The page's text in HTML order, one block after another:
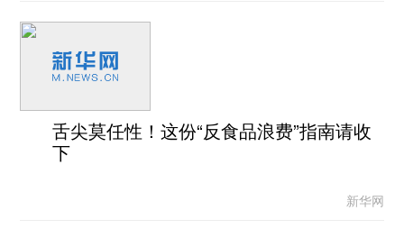
舌尖莫任性！这份“反食品浪费”指南请收
下
新华网